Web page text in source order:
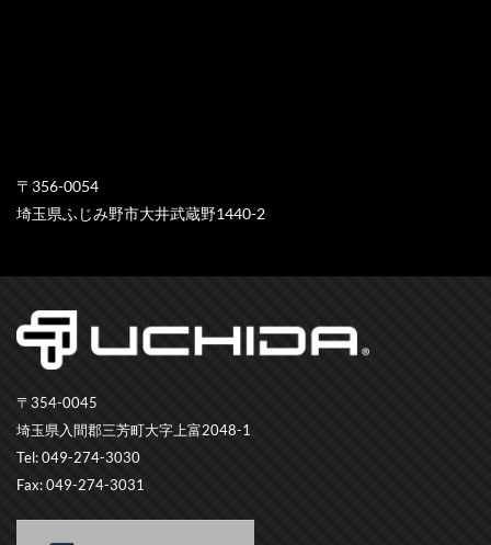
〒356-0054
埼玉県ふじみ野市大井武蔵野1440-2
〒354-0045
埼玉県入間郡三芳町大字上富2048-1
Tel: 049-274-3030
Fax: 049-274-3031